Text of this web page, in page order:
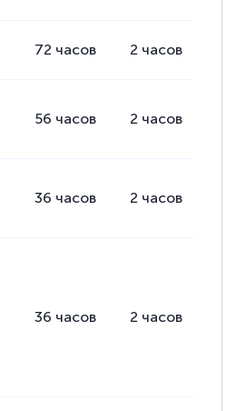
72 часов 2 часов
56 часов 2 часов
36 часов 2 часов
36 часов 2 часов